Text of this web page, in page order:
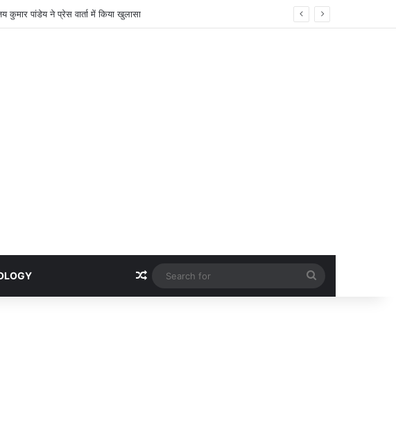
प्रमाण पत्र और स्वास्थ्य सुविधाओं पर हुई अहम चर्चा
Random Article
for